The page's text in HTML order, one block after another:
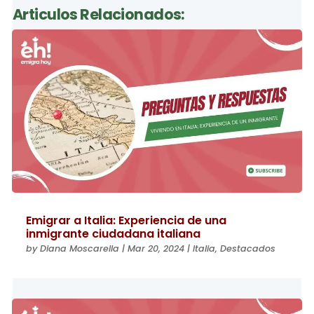
Articulos Relacionados:
Emigrar a Italia: Experiencia de una
inmigrante ciudadana italiana
byDiana Moscarella | Mar 20, 2024| Italia, Destacados